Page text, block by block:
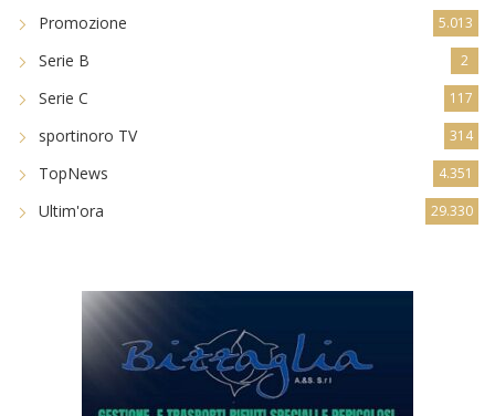
Promozione 5.013
Serie B 2
Serie C 117
sportinoro TV 314
TopNews 4.351
Ultim'ora 29.330